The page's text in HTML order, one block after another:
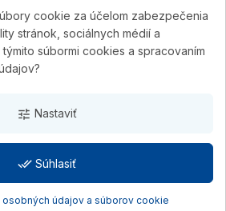
s.r.o., založená v roku
slovenským výrobcom
matracov.
digitálna agentúra
cookie za účelom zabezpečenia
stránok, sociálnych médií a
týmito súbormi cookies a spracovaním
tune Nastaviť
done_all Súhlasiť
osobných údajov a súborov cookie